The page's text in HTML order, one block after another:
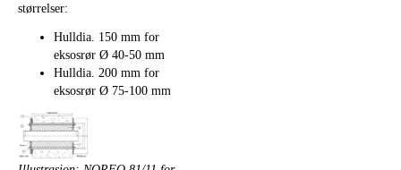
størrelser:
Hulldia. 150 mm for
eksosrør Ø 40-50 mm
Hulldia. 200 mm for
eksosrør Ø 75-100 mm